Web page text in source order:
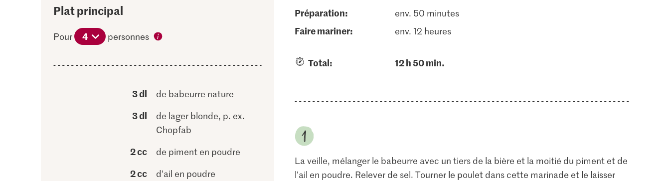
Plat principal
Pour 4 personnes
3 dl de babeurre nature
3 dl
de lager blonde, p. ex.
Chopfab
2 cc de piment en poudre
2 cc
d’ail en poudre
Préparation: env. 50 minutes
faire mariner: env. 12 heures
Total: 12 h 50 min.
La veille, mélanger le babeurre avec un tiers de la bière et la moitié du piment et de
l'ail en poudre. Relever de sel. Tourner le poulet dans cette marinade et le laisser